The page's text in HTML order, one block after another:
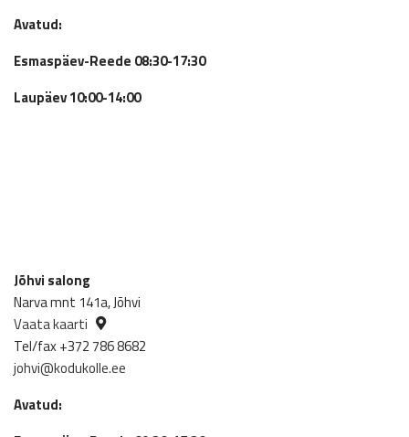
Avatud:
Esmaspäev-Reede 08:30-17:30
Laupäev 10:00-14:00
Jõhvi salong
Narva mnt 141a, Jõhvi
Vaata kaarti
Tel/fax +372 786 8682
johvi@kodukolle.ee
Avatud: